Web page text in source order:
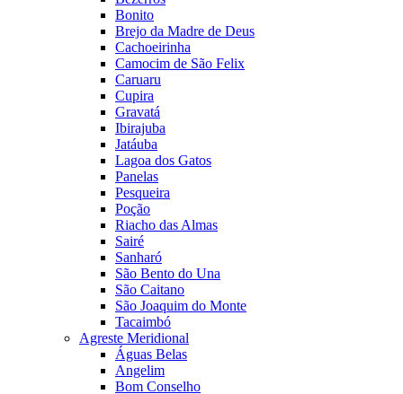
Bonito
Brejo da Madre de Deus
Cachoeirinha
Camocim de São Felix
Caruaru
Cupira
Gravatá
Ibirajuba
Jatáuba
Lagoa dos Gatos
Panelas
Pesqueira
Poção
Riacho das Almas
Sairé
Sanharó
São Bento do Una
São Caitano
São Joaquim do Monte
Tacaimbó
Agreste Meridional
Águas Belas
Angelim
Bom Conselho